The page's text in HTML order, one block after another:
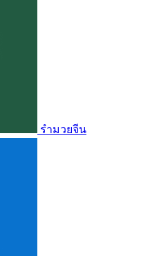
รำมวยจีน